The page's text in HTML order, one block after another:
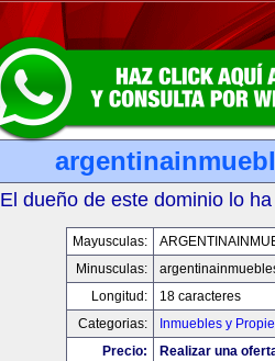
El dueño de este dominio lo
Mayusculas:
Minusculas:
Longitud:
18 caracteres
Categorias:
Inmuebles y
Precio:
Realizar una